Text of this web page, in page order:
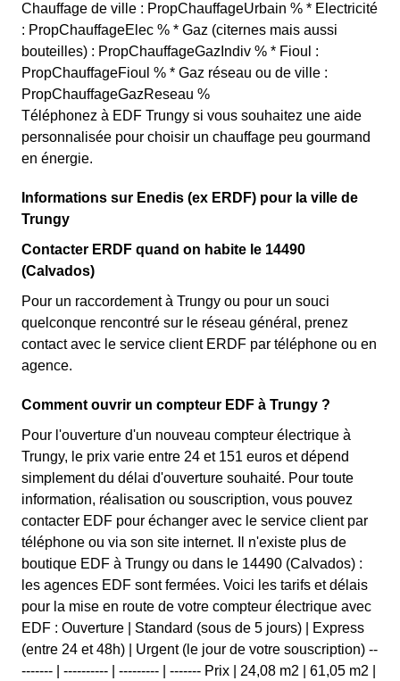
Chauffage de ville : PropChauffageUrbain % * Electricité
: PropChauffageElec % * Gaz (citernes mais aussi
bouteilles) : PropChauffageGazIndiv % * Fioul :
PropChauffageFioul % * Gaz réseau ou de ville :
PropChauffageGazReseau %
Téléphonez à EDF Trungy si vous souhaitez une aide
personnalisée pour choisir un chauffage peu gourmand
en énergie.
Informations sur Enedis (ex ERDF) pour la ville de
Trungy
Contacter ERDF quand on habite le 14490
(Calvados)
Pour un raccordement à Trungy ou pour un souci
quelconque rencontré sur le réseau général, prenez
contact avec le service client ERDF par téléphone ou en
agence.
Comment ouvrir un compteur EDF à Trungy ?
Pour l'ouverture d'un nouveau compteur électrique à
Trungy, le prix varie entre 24 et 151 euros et dépend
simplement du délai d'ouverture souhaité. Pour toute
information, réalisation ou souscription, vous pouvez
contacter EDF pour échanger avec le service client par
téléphone ou via son site internet. Il n'existe plus de
boutique EDF à Trungy ou dans le 14490 (Calvados) :
les agences EDF sont fermées. Voici les tarifs et délais
pour la mise en route de votre compteur électrique avec
EDF : Ouverture | Standard (sous de 5 jours) | Express
(entre 24 et 48h) | Urgent (le jour de votre souscription) --
------- | ---------- | --------- | ------- Prix | 24,08 m2 | 61,05 m2 |